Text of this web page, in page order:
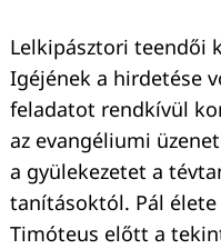
Lelkipásztori teendői
Igéjének a hirdetése
feladatot rendkívül
az evangéliumi
a gyülekezetet a
tanításoktól. Pál
Timóteus előtt a